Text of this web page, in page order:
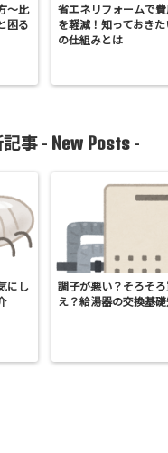
～比
困る
省エネリフォームで
を軽減！知っておきた
の仕組みとは
事 - New Posts -
にし
調子が悪い？そろそ
え？給湯器の交換基